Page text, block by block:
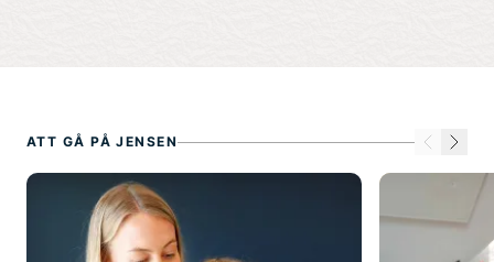
ATT GÅ PÅ JENSEN